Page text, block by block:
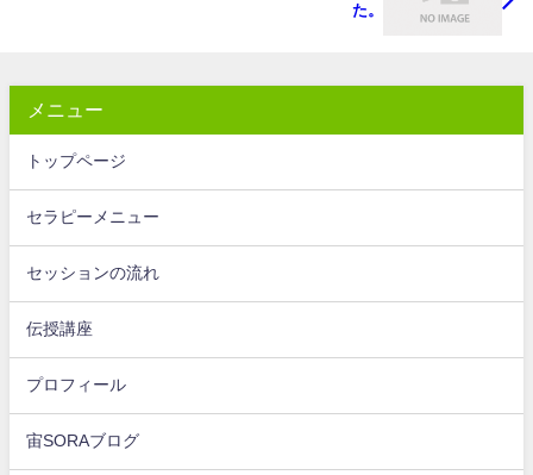
た。
メニュー
トップページ
セラピーメニュー
セッションの流れ
伝授講座
プロフィール
宙SORAブログ